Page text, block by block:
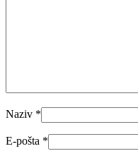
Naziv *
E-pošta *